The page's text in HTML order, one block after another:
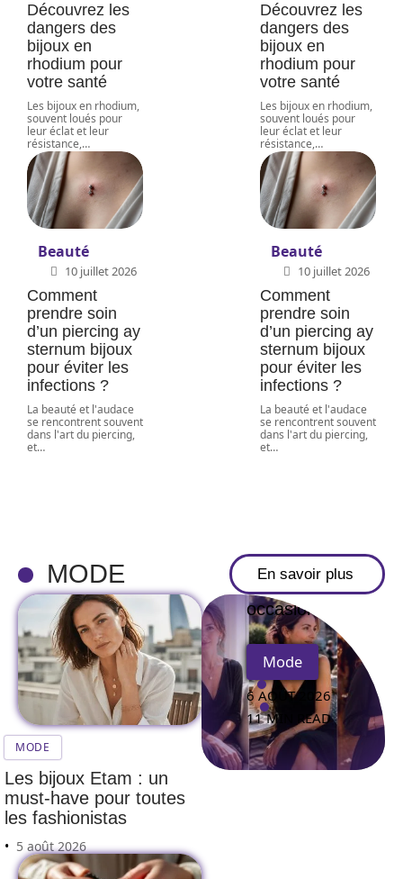
Découvrez les
dangers des
bijoux en
rhodium pour
votre santé
Les bijoux en rhodium,
souvent loués pour
leur éclat et leur
résistance,…
Beauté
10 juillet 2026
Comment
prendre soin
d’un piercing ay
sternum bijoux
pour éviter les
infections ?
La beauté et l'audace
se rencontrent souvent
dans l'art du piercing,
et…
Découvrez les
dangers des
bijoux en
rhodium pour
votre santé
Les bijoux en rhodium,
souvent loués pour
leur éclat et leur
résistance,…
Beauté
10 juillet 2026
Comment
prendre soin
d’un piercing ay
sternum bijoux
pour éviter les
infections ?
La beauté et l'audace
se rencontrent souvent
dans l'art du piercing,
et…
MODE En savoir plus
MODE
Les bijoux Etam : un
must-have pour toutes
les fashionistas
5 août 2026
Comment
noire pour
chaque
occasion?
Mode
6 AOÛT 2026
11 MIN READ